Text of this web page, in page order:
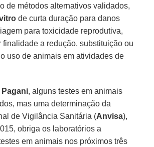
de métodos alternativos validados,
de curta duração para danos
para toxicidade reprodutiva,
finalidade a redução, substituição ou
uso de animais em atividades de
Pagani, alguns testes em animais
mas uma determinação da
de Vigilância Sanitária (Anvisa),
obriga os laboratórios a
em animais nos próximos três